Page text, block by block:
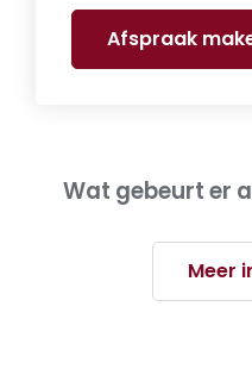
Afspraak
Wat gebeurt er
Meer